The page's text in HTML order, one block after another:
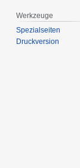
Werkzeuge
Spezialseiten
Druckversion